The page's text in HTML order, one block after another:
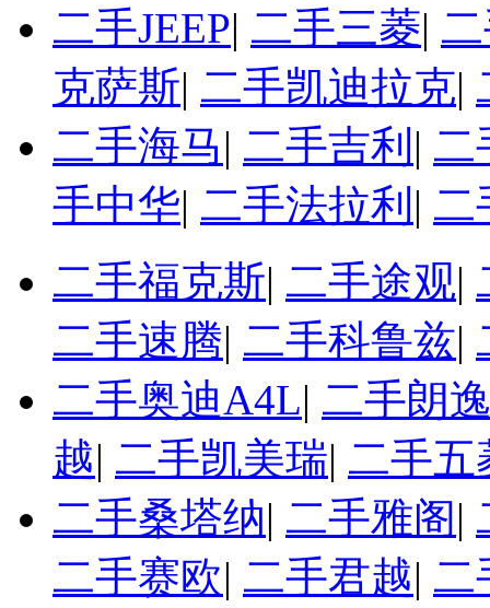
二手JEEP| 二手三菱|
克萨斯| 二手凯迪拉克|
二手海马| 二手吉利 | 二
手中华| 二手法拉利 | 二
二手福克斯| 二手途观|
二手速腾| 二手科鲁兹|
二手奥迪A4L| 二手朗
越| 二手凯美瑞| 二手五
二手桑塔纳| 二手雅阁|
二手赛欧| 二手君越| 二